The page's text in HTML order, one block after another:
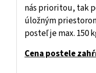
nás prioritou, tak
úložným
posteľ je max. 150
Cena postele